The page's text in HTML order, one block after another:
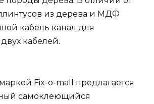
из дерева и МДФ
кабель канал для
кабелей.
Fix-o-mall предлагается
самоклеющийся